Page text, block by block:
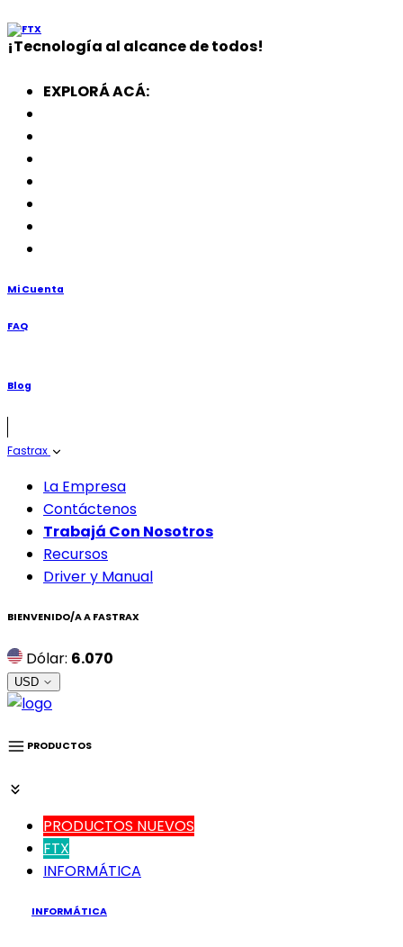
¡Tecnología al alcance de todos!
EXPLORÁ ACÁ:
Mi Cuenta
FAQ
Blog
Fastrax
La Empresa
Contáctenos
Trabajá Con Nosotros
Recursos
Driver y Manual
BIENVENIDO/A A FASTRAX
Dólar: 6.070
USD
PRODUCTOS
PRODUCTOS NUEVOS
FTX
INFORMÁTICA
INFORMÁTICA